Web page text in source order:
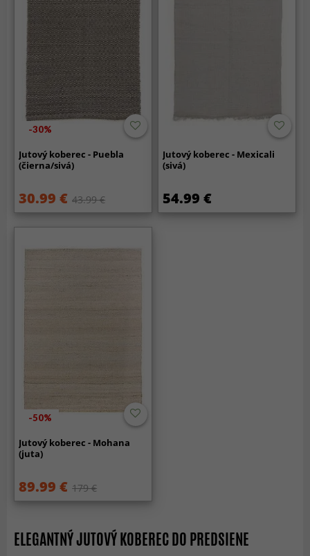
-30%
Jutový koberec - Puebla
(čierna/sivá)
30.99 € 43.99 €
Jutový koberec - Mexicali
(sivá)
54.99 €
-50%
Jutový koberec - Mohana
(juta)
89.99 € 179 €
ELEGANTNÝ JUTOVÝ KOBEREC DO PREDSIENE